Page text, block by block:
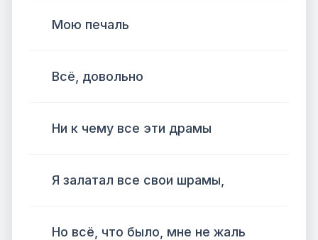
Мою печаль
Всё, довольно
Ни к чему все эти драмы
Я залатал все свои шрамы,
Но всё, что было, мне не жаль